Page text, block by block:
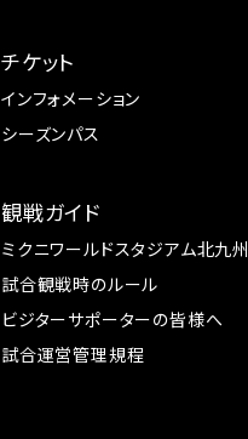
チケット
インフォメーション
シーズンパス
観戦ガイド
ミクニワールドスタジアム北九州
試合観戦時のルール
ビジターサポーターの皆様へ
試合運営管理規程